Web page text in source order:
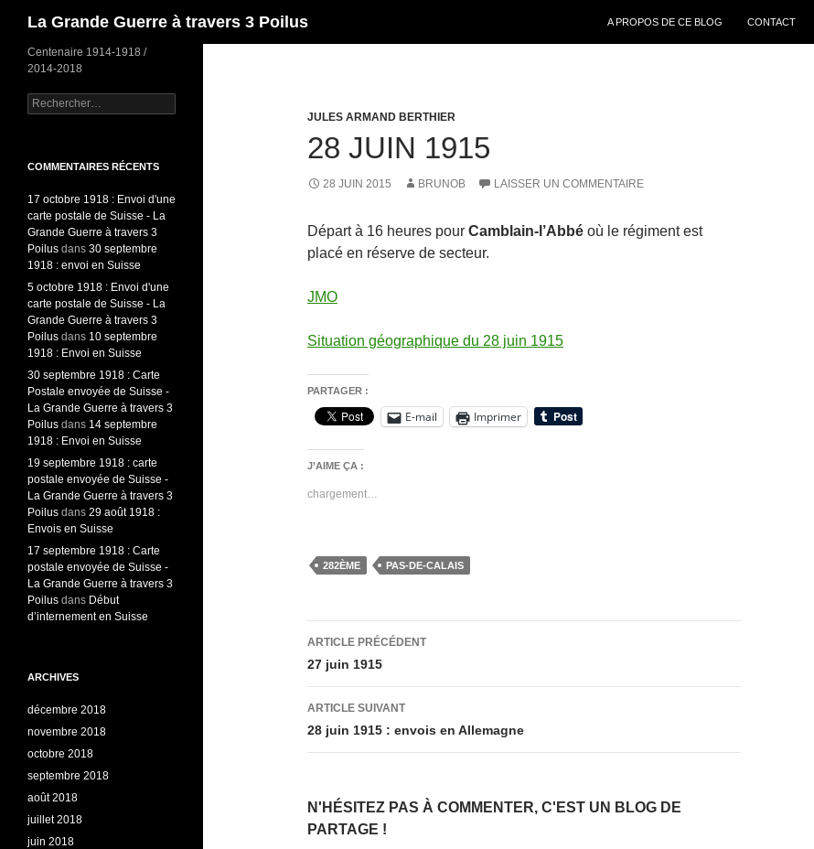
La Grande Guerre à travers 3 Poilus
A PROPOS DE CE BLOG
CONTACT
JULES ARMAND BERTHIER
28 JUIN 1915
28 JUIN 2015 BRUNOB LAISSER UN COMMENTAIRE
Départ à 16 heures pour Camblain-l’Abbé où le régiment est
placé en réserve de secteur.
JMO
Situation géographique du 28 juin 1915
PARTAGER :
E-mail Imprimer
J’AIME ÇA :
chargement…
282ÈME PAS-DE-CALAIS
Navigation
des
articles
ARTICLE PRÉCÉDENT
27 juin 1915
ARTICLE SUIVANT
28 juin 1915 : envois en Allemagne
N'HÉSITEZ PAS À COMMENTER, C'EST UN BLOG DE
PARTAGE !
Centenaire 1914-1918 /
2014-2018
Rechercher :
COMMENTAIRES RÉCENTS
17 octobre 1918 : Envoi d'une
carte postale de Suisse - La
Grande Guerre à travers 3
Poilus dans 30 septembre
1918 : envoi en Suisse
5 octobre 1918 : Envoi d'une
carte postale de Suisse - La
Grande Guerre à travers 3
Poilus dans 10 septembre
1918 : Envoi en Suisse
30 septembre 1918 : Carte
Postale envoyée de Suisse -
La Grande Guerre à travers 3
Poilus dans 14 septembre
1918 : Envoi en Suisse
19 septembre 1918 : carte
postale envoyée de Suisse -
La Grande Guerre à travers 3
Poilus dans 29 août 1918 :
Envois en Suisse
17 septembre 1918 : Carte
postale envoyée de Suisse -
La Grande Guerre à travers 3
Poilus dans Début
d’internement en Suisse
ARCHIVES
décembre 2018
novembre 2018
octobre 2018
septembre 2018
août 2018
juillet 2018
juin 2018